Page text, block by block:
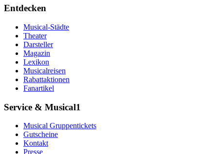
Entdecken
Musical-Städte
Theater
Darsteller
Magazin
Lexikon
Musicalreisen
Rabattaktionen
Fanartikel
Service & Musical1
Musical Gruppentickets
Gutscheine
Kontakt
Presse